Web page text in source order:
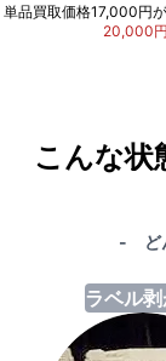
単品買取価格17,000円
20,000円
こんな状
- ど
ラベル